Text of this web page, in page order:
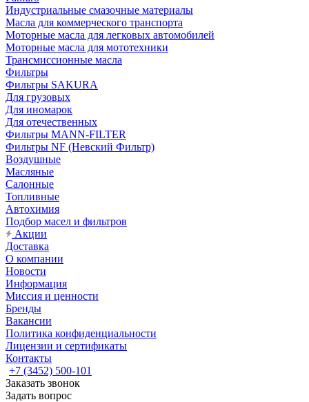
Индустриальные смазочные материалы
Масла для коммерческого транспорта
Моторные масла для легковых автомобилей
Моторные масла для мототехники
Трансмиссионные масла
Фильтры
Фильтры SAKURA
Для грузовых
Для иномарок
Для отечественных
Фильтры MANN-FILTER
Фильтры NF (Невский Фильтр)
Воздушные
Масляные
Салонные
Топливные
Автохимия
Подбор масел и фильтров
Акции
Доставка
О компании
Новости
Информация
Миссия и ценности
Бренды
Вакансии
Политика конфиденциальности
Лицензии и сертификаты
Контакты
+7 (3452) 500-101
Заказать звонок
Задать вопрос